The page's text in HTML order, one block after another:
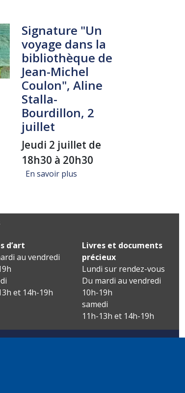
Signature "Un
voyage dans la
bibliothèque de
Jean-Michel
Coulon", Aline
Stalla-
Bourdillon, 2
juillet
Jeudi 2 juillet de
18h30 à 20h30
En savoir plussur Signature "Un voyage
d’art
au vendredi
et 14h-19h
Livres et documents
précieux
Lundi sur rendez-vous
Du mardi au vendredi
10h-19h
samedi
11h-13h et 14h-19h